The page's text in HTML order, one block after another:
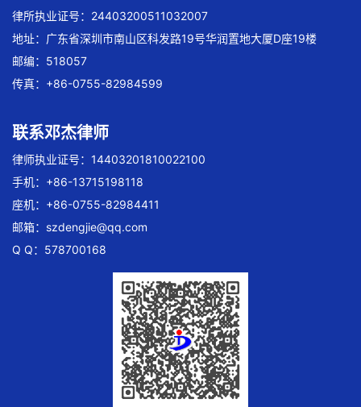
律所执业证号：24403200511032007
地址：广东省深圳市南山区科发路19号华润置地大厦D座19楼
邮编：518057
传真：+86-0755-82984599
联系邓杰律师
律师执业证号：14403201810022100
手机：+86-13715198118
座机：+86-0755-82984411
邮箱： szdengjie@qq.com
Q Q：578700168